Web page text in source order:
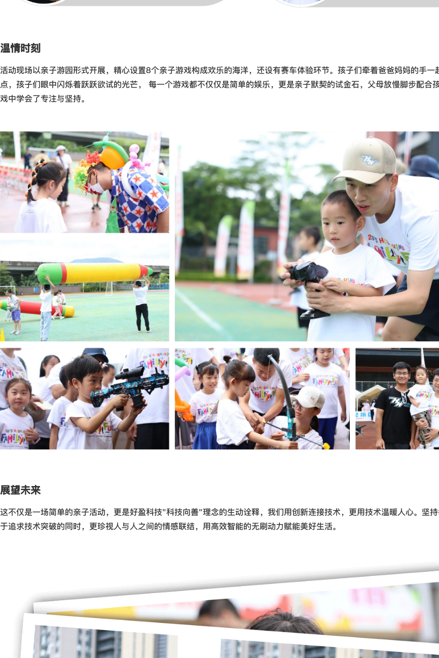
温情时刻
活动现场以亲子游园形式开展，精心设置8个亲子游戏构成欢乐的海洋，还设有赛车体验环节。孩子们牵着爸爸妈妈的手一
点，孩子们眼中闪烁着跃跃欲试的光芒， 每一个游戏都不仅仅是简单的娱乐，更是亲子默契的试金石，父母放慢脚步配合
戏中学会了专注与坚持。
展望未来
这不仅是一场简单的亲子活动，更是好盈科技"科技向善"理念的生动诠释，我们用创新连接技术，更用技术温暖人心。坚
于追求技术突破的同时，更珍视人与人之间的情感联结，用高效智能的无刷动力赋能美好生活。